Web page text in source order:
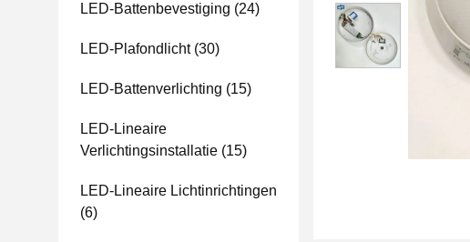
LED-Battenbevestiging (24)
LED-Plafondlicht(30)
LED-Battenverlichting (15)
LED-Lineaire
Verlichtingsinstallatie (15)
LED-Lineaire Lichtinrichtingen
(6)